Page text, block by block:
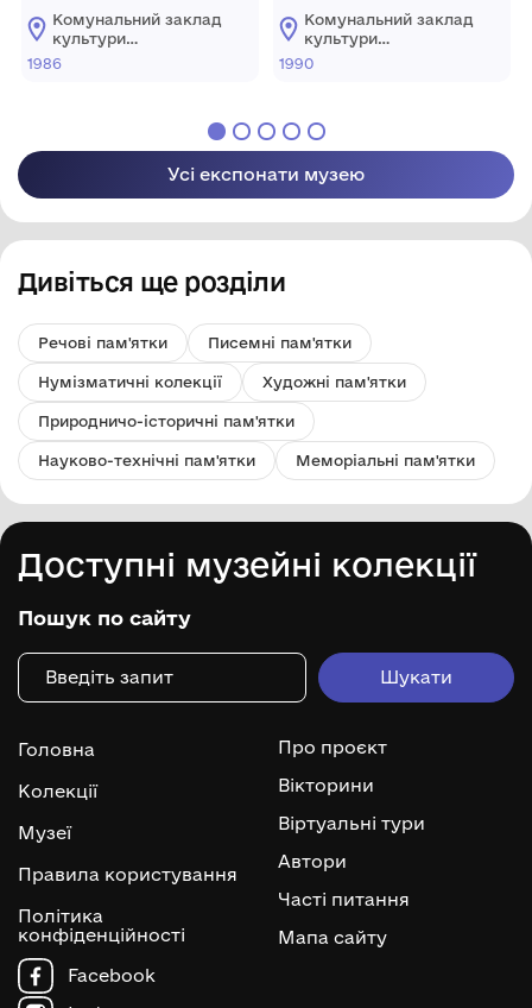
народні казки".
"Котигорошко"
Комунальний заклад
культури
"Хмельницький
1986
Комунальний заклад
культури
"Хмельницький
1990
Усі експонати музею
Дивіться ще розділи
Речові пам'ятки Писемні пам'ятки
Нумізматичні колекції Художні пам'ятки
Природничо-історичні пам'ятки
Науково-технічні пам'ятки Меморіальні пам'ятки
Доступні музейні колекції
Пошук по сайту
Головна
Колекції
Музеї
Правила користування
Політика
конфіденційності
Про проєкт
Вікторини
Віртуальні тури
Автори
Часті питання
Мапа сайту
Facebook